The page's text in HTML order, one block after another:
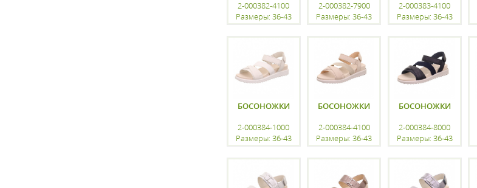
2-000382-4100
Размеры: 36-43
2-000382-7900
Размеры: 36-43
2-000383-4100
Размеры: 36-43
БОСОНОЖКИ
2-000384-1000
Размеры: 36-43
БОСОНОЖКИ
2-000384-4100
Размеры: 36-43
БОСОНОЖКИ
2-000384-8000
Размеры: 36-43